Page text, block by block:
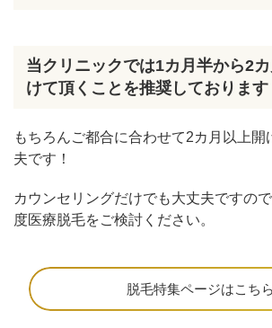
当クリニックでは1カ月半から2
けて頂くことを推奨しております
もちろんご都合に合わせて2カ月以上開
夫です！
カウンセリングだけでも大丈夫ですの
度医療脱毛をご検討ください。
脱毛特集ページはこちら